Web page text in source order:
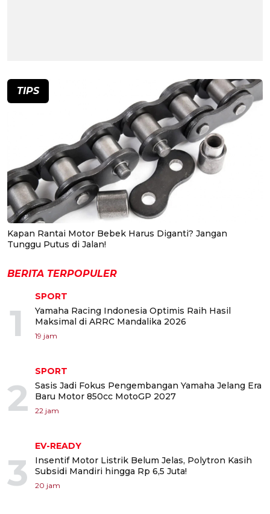
TIPS
Kapan Rantai Motor Bebek Harus Diganti? Jangan
Tunggu Putus di Jalan!
BERITA TERPOPULER
1
SPORT
Yamaha Racing Indonesia Optimis Raih Hasil
Maksimal di ARRC Mandalika 2026
19 jam
2
SPORT
Sasis Jadi Fokus Pengembangan Yamaha Jelang Era
Baru Motor 850cc MotoGP 2027
22 jam
3
EV-READY
Insentif Motor Listrik Belum Jelas, Polytron Kasih
Subsidi Mandiri hingga Rp 6,5 Juta!
20 jam